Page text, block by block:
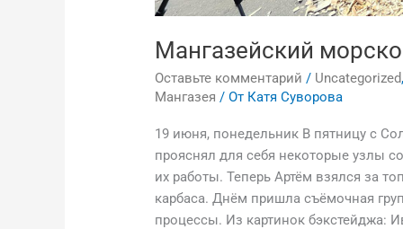
Мангазейский
Оставьте комментарий / Uncategorized,
Мангазея / От Катя Суворова
19 июня, понедельник В пятницу с
прояснял для себя некоторые узлы
их работы. Теперь Артём взялся за
карбаса. Днём пришла съёмочная
процессы. Из картинок бэкстейджа: